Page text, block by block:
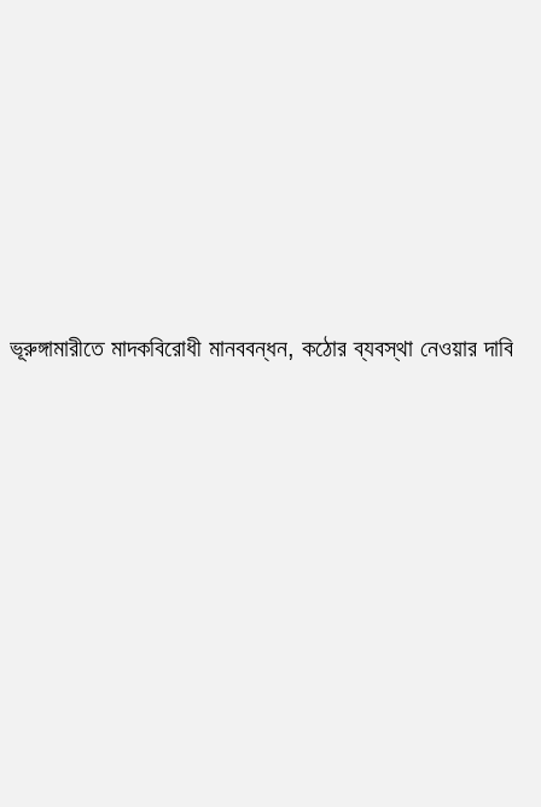
ভূরুঙ্গামারীতে মাদকবিরোধী মানববন্ধন, কঠোর ব্যবস্থা নেওয়ার দাবি